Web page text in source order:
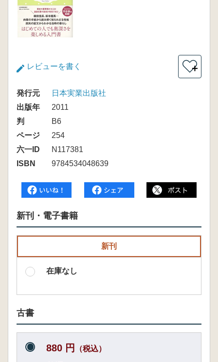
レビューを書く ＋
発行元
日本実業出版社
出版年
2011
判
B6
ページ
254
六一ID
N117381
ISBN
9784534048639
新刊・電子書籍
新刊
在庫なし
古書
880 円 （税込）